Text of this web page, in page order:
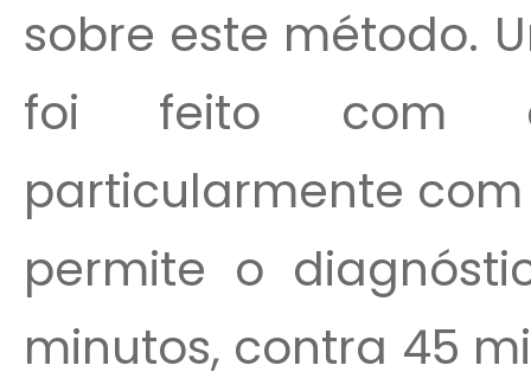
sobre este método.
foi feito com
particularmente
permite o
minutos, contra 45